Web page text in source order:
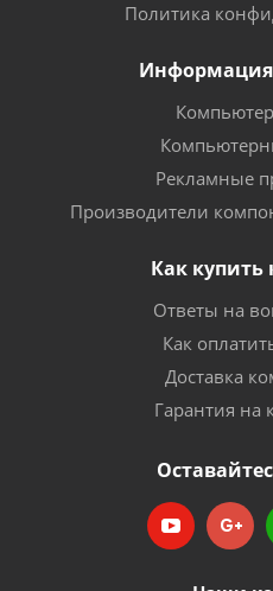
Политика
Информация
Рекламные
Производители
Как
Ответы на
Как
Доставка
Гарантия на